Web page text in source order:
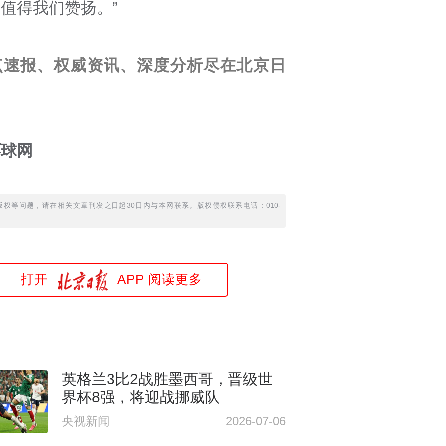
得我们赞扬。”
报、权威资讯、深度分析尽在北京日
网
权等问题，请在相关文章刊发之日起30日内与本网联系。版权侵权联系电话：010-
打开 APP 阅读更多
英格兰3比2战胜墨西哥，晋级世
界杯8强，将迎战挪威队
央视新闻 2026-07-06